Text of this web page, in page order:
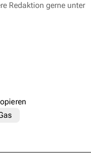
Redaktion gerne unter